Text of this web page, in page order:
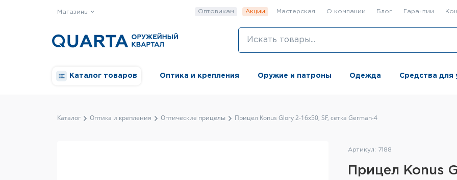
Магазины Оптовикам Акции Мастерская О компании Блог Гарантии
Каталог товаров Оптика и крепления Оружие и патроны Одежда Средства для
Каталог Оптика и крепления Оптические прицелы Прицел Konus Glory 2-16x50, SF, сетка German-4
Артикул: 7188
Прицел Konus